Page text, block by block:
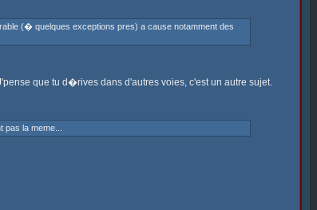
(� quelques exceptions pres) a cause notamment des
que tu d�rives dans d'autres voies, c'est un autre sujet.
la meme...